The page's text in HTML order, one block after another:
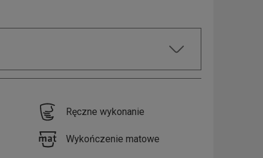
Ręczne wykonanie
Wykończenie matowe